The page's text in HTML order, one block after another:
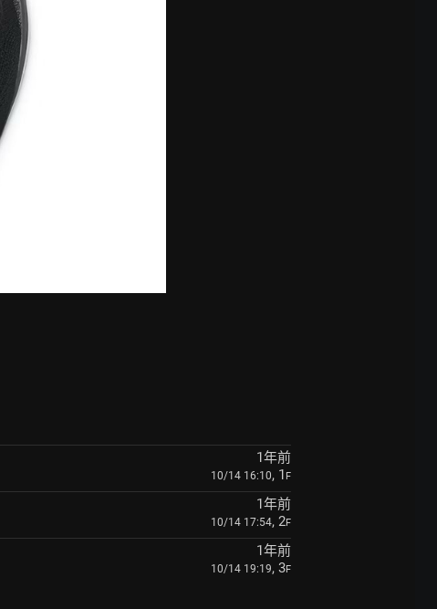
1年前
10/14 16:10, 1 F
1年前
10/14 17:54, 2F
1年前
10/14 19:19, 3F